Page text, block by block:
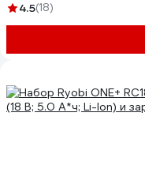
4.5(18)